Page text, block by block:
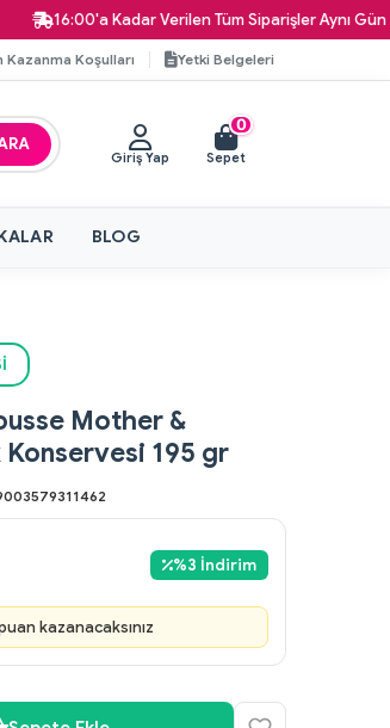
16:00'a Kadar Verilen Tüm Siparişler Aynı Gün
Kazanma Koşulları Yetki Belgeleri
Giriş Yap
0
Sepet
BLOG
Mother &
195 gr
%3 İndirim
kazanacaksınız